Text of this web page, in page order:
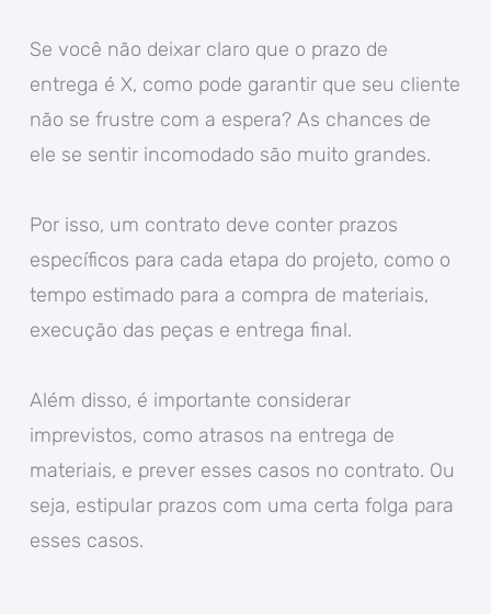
Se você não deixar claro que o prazo de
entrega é X, como pode garantir que seu cliente
não se frustre com a espera? As chances de
ele se sentir incomodado são muito grandes.
Por isso, um contrato deve conter prazos
específicos para cada etapa do projeto, como o
tempo estimado para a compra de materiais,
execução das peças e entrega final.
Além disso, é importante considerar
imprevistos, como atrasos na entrega de
materiais, e prever esses casos no contrato. Ou
seja, estipular prazos com uma certa folga para
esses casos.